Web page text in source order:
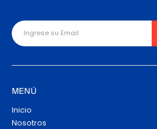
MENÚ
Inicio
Nosotros